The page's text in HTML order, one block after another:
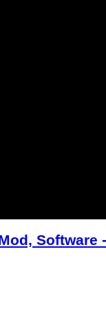
Software